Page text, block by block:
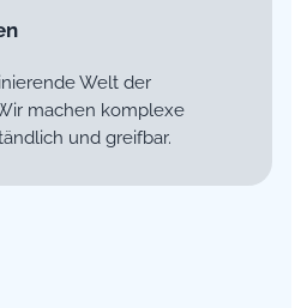
Welt der
machen komplexe
und greifbar.